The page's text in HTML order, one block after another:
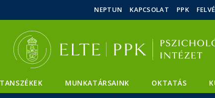
Hírek
Események
ELTE a
NEPTUN KAPCSOLAT PPK
TANSZÉKEK MUNKATÁRSAINK OKTATÁS